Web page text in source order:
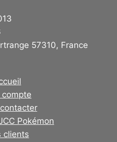
57310, France
compte
Pokémon
clients